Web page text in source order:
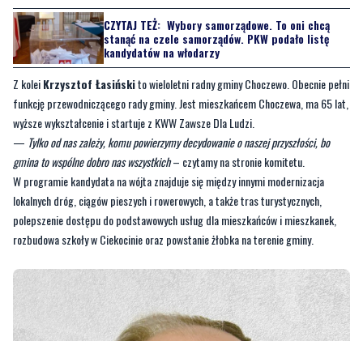
CZYTAJ TEŻ: Wybory samorządowe. To oni chcą
stanąć na czele samorządów. PKW podało listę
kandydatów na włodarzy
Z koleiKrzysztof Łasińskito wieloletni radny gminy Choczewo. Obecnie pełni
funkcję przewodniczącego rady gminy. Jest mieszkańcem Choczewa, ma 65 lat,
wyższe wykształcenie i startuje z KWW Zawsze Dla Ludzi.
— Tylko od nas zależy, komu powierzymy decydowanie o naszej przyszłości, bo
gmina to wspólne dobro nas wszystkich– czytamy na stronie komitetu.
W programie kandydata na wójta znajduje się między innymi modernizacja
lokalnych dróg, ciągów pieszych i rowerowych, a także tras turystycznych,
polepszenie dostępu do podstawowych usług dla mieszkańców i mieszkanek,
rozbudowa szkoły w Ciekocinie oraz powstanie żłobka na terenie gminy.